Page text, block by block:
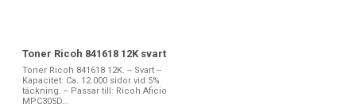
Toner Ricoh 841618 12K svart
Toner Ricoh 841618 12K. -- Svart --
Kapacitet: Ca. 12.000 sidor vid 5%
täckning. -- Passar till: Ricoh Aficio
MPC305D...